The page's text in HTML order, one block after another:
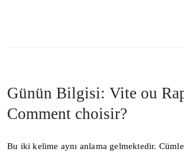
Günün Bilgisi: Vite ou
Comment choisir?
Bu iki kelime aynı anlama gelmektedir.